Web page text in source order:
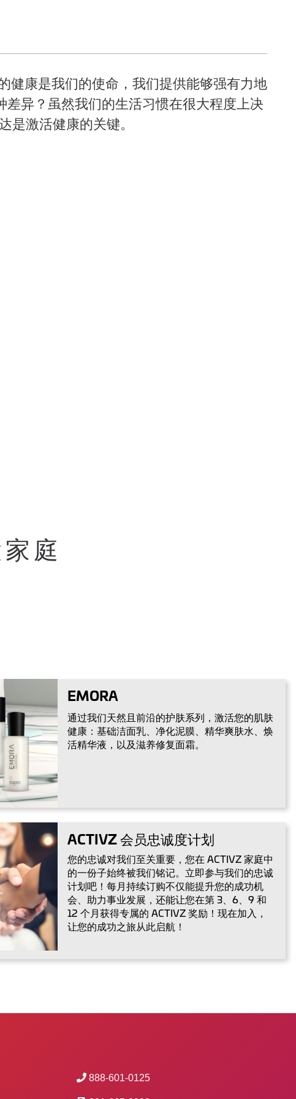
健康是我们的使命，我们提供能够强有力地
异？虽然我们的生活习惯在很大程度上决
是激活健康的关键。
庭
EMORA
通过我们天然且前沿的护肤系列，激活您的肌肤
健康：基础洁面乳、净化泥膜、精华爽肤水、焕
活精华液，以及滋养修复面霜。
ACTIVZ 会员忠诚度计划
您的忠诚对我们至关重要，您在 ACTIVZ 家庭中
的一份子始终被我们铭记。立即参与我们的忠诚
计划吧！每月持续订购不仅能提升您的成功机
会、助力事业发展，还能让您在第 3、6、9 和
12 个月获得专属的 ACTIVZ 奖励！现在加入，
让您的成功之旅从此启航！
888-601-0125